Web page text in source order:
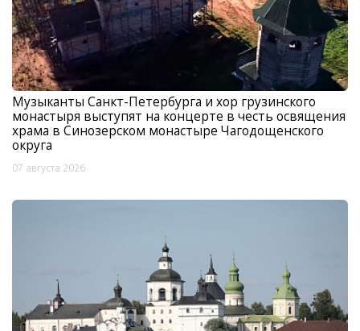
Музыканты Санкт-Петербурга и хор грузинского
монастыря выступят на концерте в честь освящения
храма в Синозерском монастыре Чагодощенского
округа
07 августа 2026